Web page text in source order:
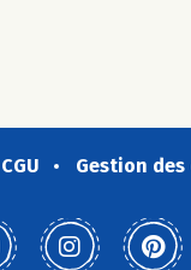
CGU Gestion des